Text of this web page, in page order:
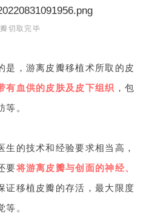
切取完毕
是，游离皮瓣移植术所取的皮
有血供的皮肤及皮下组织 ，包
等。
生的技术和经验要求相当高，
要将游离皮瓣与创面的神经、
证移植皮瓣的存活，最大限度
等。